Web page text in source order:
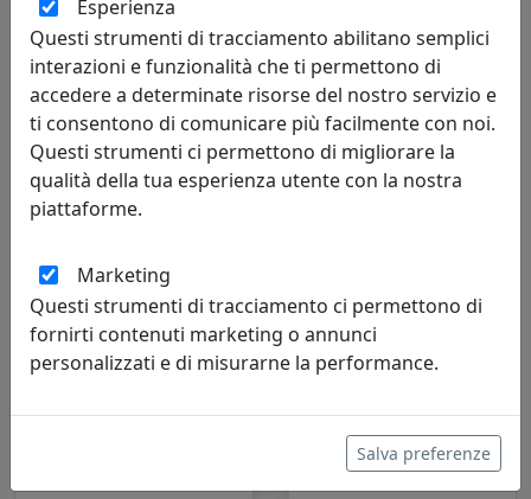
CLIO LINEA BAGNO MENSOLA ROTOLO E SCOPINO, CATALOGO
IPlex
Esperienza
Questi strumenti di tracciamento abilitano semplici
interazioni e funzionalità che ti permettono di
accedere a determinate risorse del nostro servizio e
ti consentono di comunicare più facilmente con noi.
Questi strumenti ci permettono di migliorare la
qualità della tua esperienza utente con la nostra
piattaforme.
Marketing
Questi strumenti di tracciamento ci permettono di
fornirti contenuti marketing o annunci
personalizzati e di misurarne la performance.
Salva preferenze